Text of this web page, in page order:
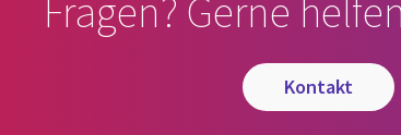
Fragen? Gerne
kontakt